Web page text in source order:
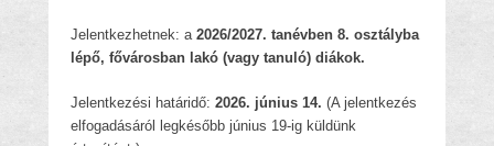
Jelentkezhetnek: a 2026/2027. tanévben 8. osztályba
lépő, fővárosban lakó (vagy tanuló) diákok.
Jelentkezési határidő: 2026. június 14. (A jelentkezés
elfogadásáról legkésőbb június 19-ig küldünk